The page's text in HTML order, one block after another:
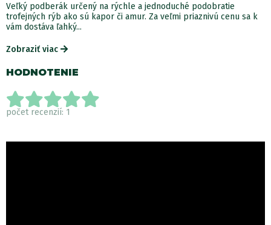
Veľký podberák určený na rýchle a jednoduché podobratie
trofejných rýb ako sú kapor či amur. Za veľmi priaznivú cenu sa k
vám dostáva ľahký...
Zobraziť viac
HODNOTENIE
počet recenzií: 1